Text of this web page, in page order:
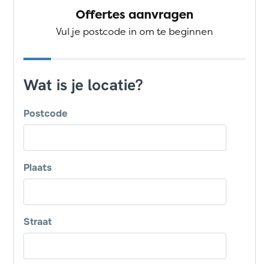
Offertes aanvragen
Vul je postcode in om te beginnen